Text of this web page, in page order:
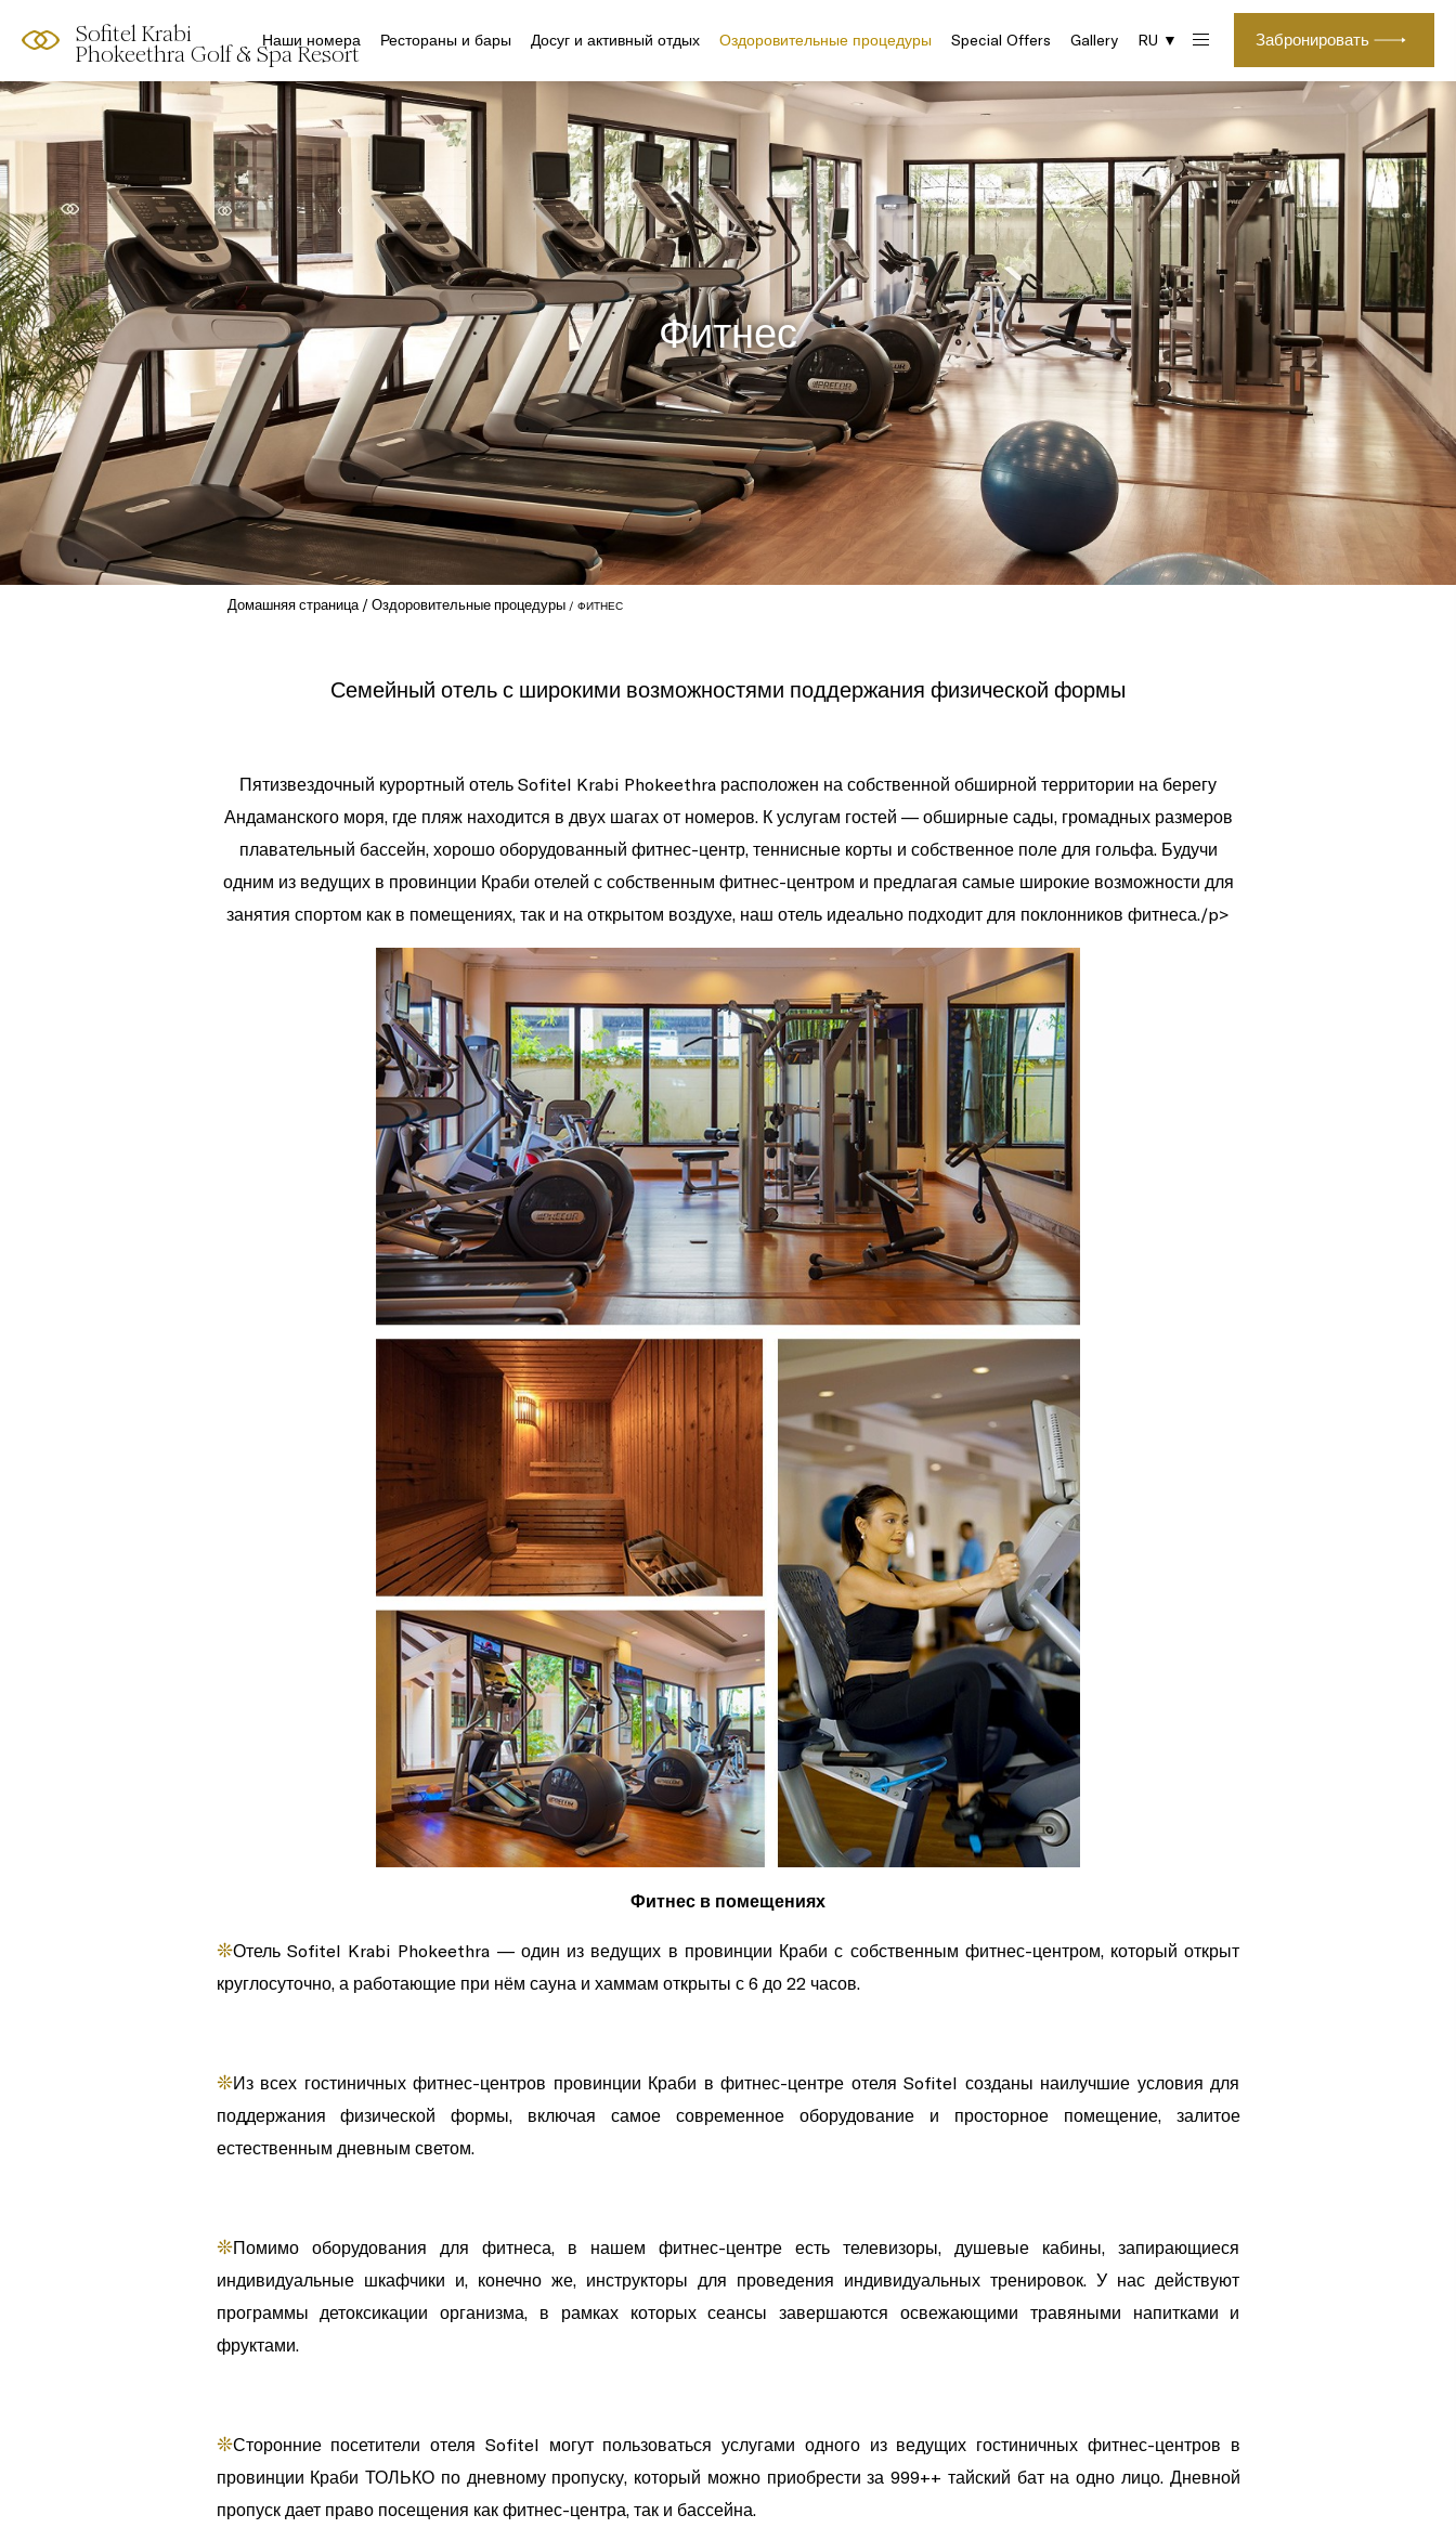
Sofitel Krabi
Phokeethra Golf & Spa Resort
Забронировать
Наши номера Рестораны и бары Досуг и активный отдых Оздоровительные процедуры Special Offers Gallery RU ▼
Фитнес
Домашняя страница Оздоровительные процедуры ФИТНЕС
Семейный отель с широкими возможностями поддержания физической формы
Пятизвездочный курортный отель Sofitel Krabi Phokeethra расположен на собственной обширной территории на берегу
Андаманского моря, где пляж находится в двух шагах от номеров. К услугам гостей — обширные сады, громадных размеров
плавательный бассейн, хорошо оборудованный фитнес-центр, теннисные корты и собственное поле для гольфа. Будучи
одним из ведущих в провинции Краби отелей с собственным фитнес-центром и предлагая самые широкие возможности для
занятия спортом как в помещениях, так и на открытом воздухе, наш отель идеально подходит для поклонников фитнеса./p>
Фитнес в помещениях
❊Отель Sofitel Krabi Phokeethra — один из ведущих в провинции Краби с собственным фитнес-центром, который открыт
круглосуточно, а работающие при нём сауна и хаммам открыты с 6 до 22 часов.
❊Из всех гостиничных фитнес-центров провинции Краби в фитнес-центре отеля Sofitel созданы наилучшие условия для
поддержания физической формы, включая самое современное оборудование и просторное помещение, залитое
естественным дневным светом.
❊Помимо оборудования для фитнеса, в нашем фитнес-центре есть телевизоры, душевые кабины, запирающиеся
индивидуальные шкафчики и, конечно же, инструкторы для проведения индивидуальных тренировок. У нас действуют
программы детоксикации организма, в рамках которых сеансы завершаются освежающими травяными напитками и
фруктами.
❊Сторонние посетители отеля Sofitel могут пользоваться услугами одного из ведущих гостиничных фитнес-центров в
провинции Краби ТОЛЬКО по дневному пропуску, который можно приобрести за 999++ тайский бат на одно лицо. Дневной
пропуск дает право посещения как фитнес-центра, так и бассейна.